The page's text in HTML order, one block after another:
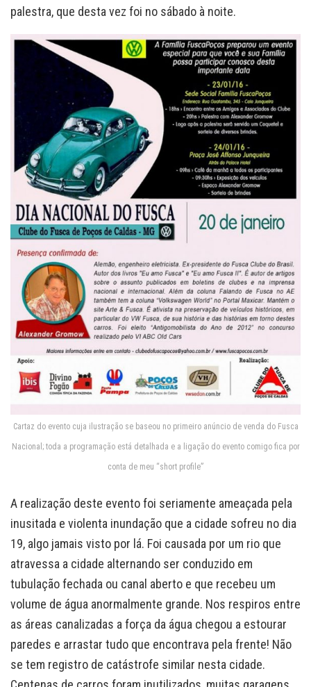
palestra, que desta vez foi no sábado à noite.
Cartaz do evento cuja ilustração se baseou no primeiro anúncio de venda do Fusca
Nacional; toda a programação está detalhada e a ligação do evento comigo fica por
conta de meu “short profile”
A realização deste evento foi seriamente ameaçada pela
inusitada e violenta inundação que a cidade sofreu no dia
19, algo jamais visto por lá. Foi causada por um rio que
atravessa a cidade alternando ser conduzido em
tubulação fechada ou canal aberto e que recebeu um
volume de água anormalmente grande. Nos respiros entre
as áreas canalizadas a força da água chegou a estourar
paredes e arrastar tudo que encontrava pela frente! Não
se tem registro de catástrofe similar nesta cidade.